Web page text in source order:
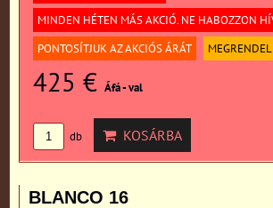
MINDEN HÉTEN MÁS AKCIÓ. NE HABOZZON
PONTOSÍTJUK AZ AKCIÓS ÁRÁT
425 € Áfá - val
db KOSÁRBA
BLANCO 16